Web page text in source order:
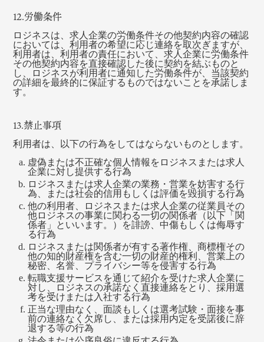
12.労働条件
ロジネスは、求人企業の労働条件その他契約内容の確認
においては、利用者の希望に応じ連絡を取次ぎますが、
利用者は、利用者の責任において、求人企業に労働条件
その他契約内容を直接確認した後に契約を結ぶものと
し、ロジネスが利用者に通知した労働条件が、当該契約
の詳細を最終的に保証するものではないことを承諾しま
す。
13.禁止事項
利用者は、以下の行為をしてはならないものとします。
虚偽または不正確な個人情報をロジネスまたは求人
企業に対し提供する行為
ロジネスまたは求人企業の業務・営業を妨害する行
為、または社会的信用もしくは評価を毀損する行為
他の利用者、ロジネスまたは求人企業の従業員その
他ロジネスの事業に関わる一切の関係者（以下「関
係者」といいます。）を誹謗、中傷もしくは侮辱す
る行為
ロジネスまたは関係者が有する著作権、商標権その
他の知的財産権を含む一切の財産的権利、営業上の
秘密、名誉、プライバシー等を侵害する行為
転職支援サービスを通じて紹介を受けた求人企業に
対し、ロジネスの承諾なく直接連絡をとり、採用選
考を受けまたは入社する行為
正当な理由なく、面談もしくは選考試験・面接を事
前の連絡なく欠席し、または採用内定を受諾後に辞
退する等の行為